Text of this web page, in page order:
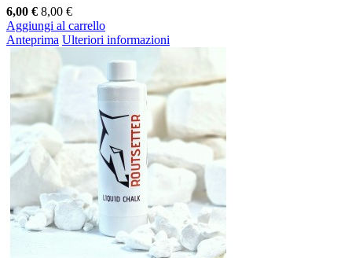
6,00 € 8,00 €
Aggiungi al carrello
Anteprima Ulteriori informazioni